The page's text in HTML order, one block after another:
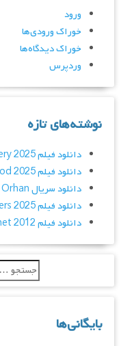
ورود
خوراک ورودی‌ها
خوراک دیدگاه‌ها
وردپرس
نوشته‌های تازه
دانلود فیلم A Time for Bravery 2025
دانلود فیلم The Great Flood 2025
دانلود سریال Kurulus Orhan
دانلود فیلم The Thing with Feathers 2025
دانلود فیلم Adventure Planet 2012
بایگانی‌ها